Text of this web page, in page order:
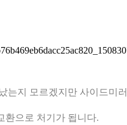
는지 모르겠지만 사이드미
환으로 처기가 됩니다.